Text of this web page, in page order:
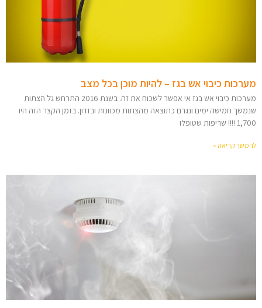
מערכות כיבוי אש בגז – להיות מוכן בכל מצב
מערכות כיבוי אש בגז אי אפשר לשכוח את זה. בשנת 2016 התרחש גל הצתות
שנמשך חמישה ימים ונגרם כתוצאה מהצתות מכוונות ובזדון. בזמן הקצר הזה היו
1,700 !!!! שריפות שטופלו
להמשך קריאה »